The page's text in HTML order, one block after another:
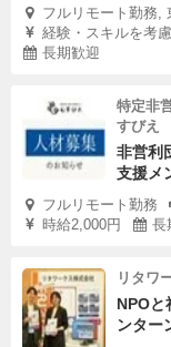
フルリモート勤務,
経験・スキルを考
長期歓迎
特定非
すびえ
非営利
支援メ
フルリモート勤務
時給2,000円
長
リタワ
NPOと
ンター